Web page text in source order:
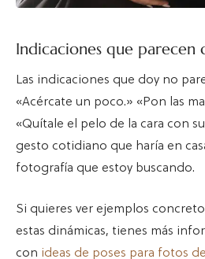
Indicaciones que parecen
Las indicaciones que doy no
«Acércate un poco.» «Pon las
«Quítale el pelo de la cara con
gesto cotidiano que haría en
fotografía que estoy buscando.
Si quieres ver ejemplos
estas dinámicas, tienes más
con ideas de poses para fotos